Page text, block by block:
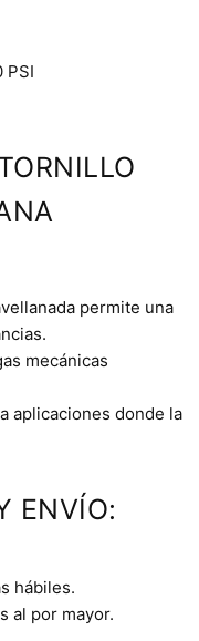
PSI
permite una
mecánicas
aplicaciones donde la
ENVÍO:
hábiles.
al por mayor.